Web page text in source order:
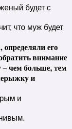
будет с
что муж будет
его
внимание
– чем больше, тем
и
и